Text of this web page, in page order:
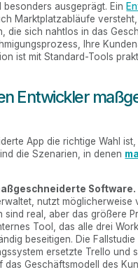
ausgeprägt. Ein
Marktplatzabläufe
die sich nahtlos in das
Ihre
ist mit Standard-Tools
Entwickler
App die richtige Wahl
die Szenarien, in denen
Software.
nutzt möglicherweise
real, aber das größere
Tool, das alle drei
beseitigen. Die
ersetzte Trello und
Geschäftsmodell des